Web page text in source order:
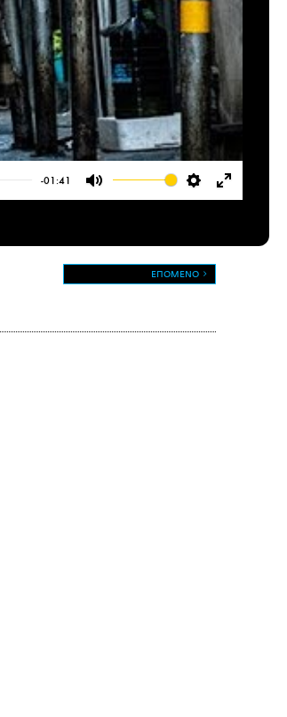
-01:41
Mute Settings
Enter
ΕΠΟΜΕΝΟ